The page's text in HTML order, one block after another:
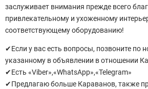
заслуживает внимания прежде всего
привлекательному и ухоженному
соответствующему оборудованию!
✔Если у вас есть вопросы, позвоните по
указанному в объявлении в отношении
✔Есть «Viber»,«WhatsApp»,«Telegram»
✔Предлагаю больше Караванов, также